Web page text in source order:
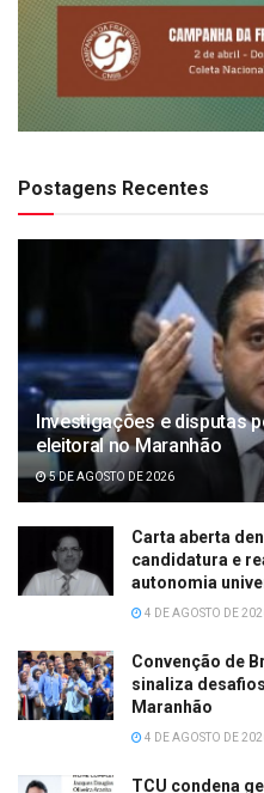
Postagens Recentes
Investigações e disputas
eleitoral no Maranhão
5 DE AGOSTO DE 2026
Carta aberta
candidatura e
autonomia
4 DE AGOSTO DE
Convenção de
sinaliza
Maranhão
4 DE AGOSTO DE
TCU condena